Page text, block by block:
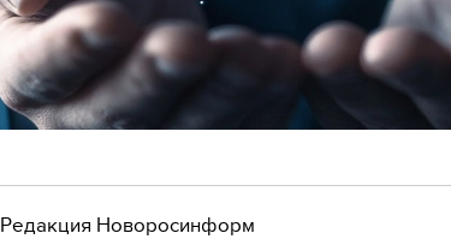
Редакция Новоросинформ